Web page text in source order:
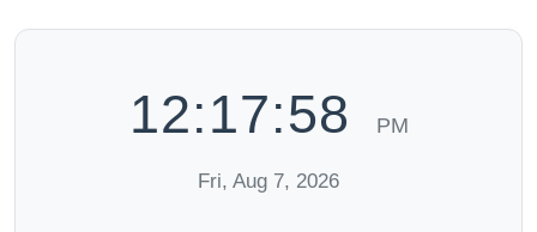
12:17:58 PM
Fri, Aug 7, 2026